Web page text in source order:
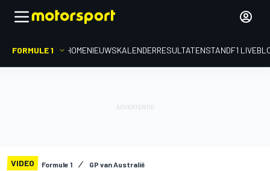
FORMULE 1 HOMENIEUWSKALENDERRESULTATENSTANDF1
VIDEO Formule 1 GP van Australië